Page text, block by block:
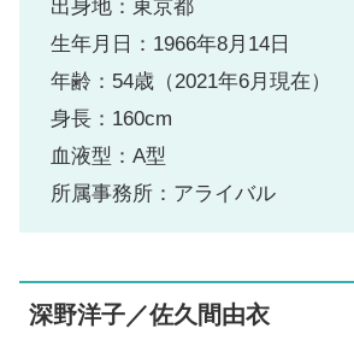
出身地：東京都
生年月日：1966年8月14日
年齢：54歳（2021年6月現在）
身長：160cm
血液型：A型
所属事務所：アライバル
深野洋子／佐久間由衣